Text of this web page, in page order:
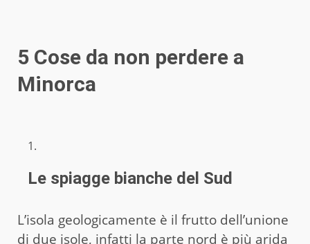
5 Cose da non perdere a
Minorca
Le spiagge bianche del Sud
L’isola geologicamente è il frutto dell’unione
di due isole, infatti la parte nord è più arida